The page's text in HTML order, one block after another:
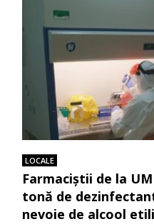
LOCALE
Farmaciștii de la
tonă de
nevoie de alcool